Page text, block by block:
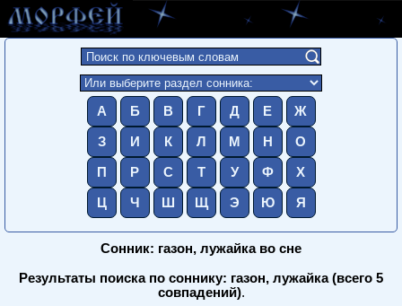
А Б В Г Д Е Ж
З И К Л М Н О
П Р С Т У Ф Х
Ц Ч Ш Щ Э Ю Я
Сонник: газон, лужайка во сне
Результаты поиска по соннику: газон, лужайка (всего 5
совпадений).